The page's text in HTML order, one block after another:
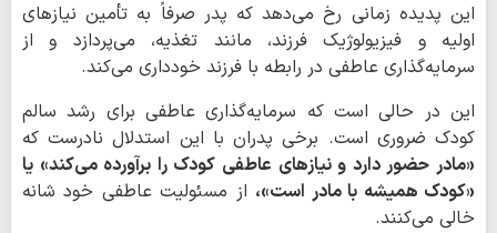
این پدیده زمانی رخ می‌دهد که پدر صرفاً به تأمین نیازهای
اولیه و فیزیولوژیک فرزند، مانند تغذیه، می‌پردازد و از
سرمایه‌گذاری عاطفی در رابطه با فرزند خودداری می‌کند.
این در حالی است که سرمایه‌گذاری عاطفی برای رشد سالم
کودک ضروری است. برخی پدران با این استدلال نادرست که
«مادر حضور دارد و نیازهای عاطفی کودک را برآورده می‌کند» یا
«کودک همیشه با مادر است»، از مسئولیت عاطفی خود شانه
خالی می‌کنند.